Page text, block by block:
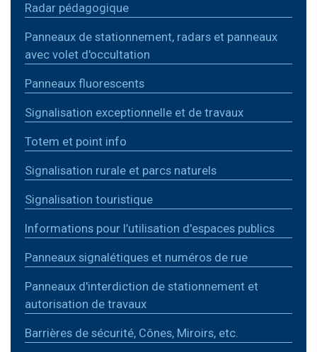
Radar pédagogique
Panneaux de stationnement, radars et panneaux
avec volet d'occultation
Panneaux fluorescents
Signalisation exceptionnelle et de travaux
Totem et point info
Signalisation rurale et parcs naturels
Signalisation touristique
Informations pour l’utilisation d'espaces publics
Panneaux signalétiques et numéros de rue
Panneaux d'interdiction de stationnement et
autorisation de travaux
Barrières de sécurité, Cônes, Miroirs, etc.